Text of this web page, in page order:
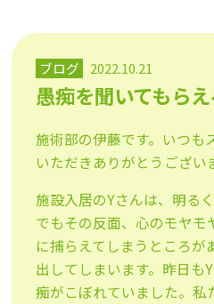
ブログ 2022.10.21
愚痴を聞いてもら
施術部の伊藤です。いつも
いただきありがとうござい
施設入居のYさんは、明る
でもその反面、心のモヤモ
に捕らえてしまうところが
出してしまいます。昨日も
痴がこぼれていました。私